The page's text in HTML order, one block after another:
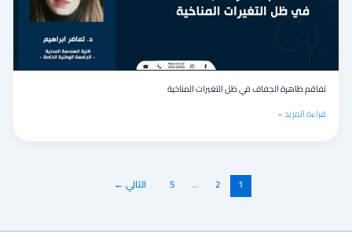
تفاقم ظاهرة الجفاف في ظل التغيرات المناخية
قراءة المزيد »
1
2
…
5 التالي ←